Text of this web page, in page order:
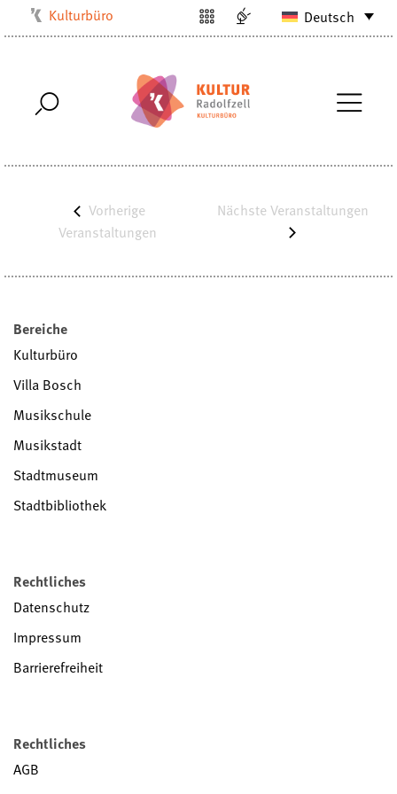
Kulturbüro
Stadtarchiv
Stadtbibliothek
Villa Bosch
Radolfzell1200
Deutsch
Vorherige
Veranstaltungen
Nächste Veranstaltungen
Bereiche
Kulturbüro
Villa Bosch
Musikschule
Musikstadt
Stadtmuseum
Stadtbibliothek
Rechtliches
Datenschutz
Impressum
Barrierefreiheit
Rechtliches
AGB